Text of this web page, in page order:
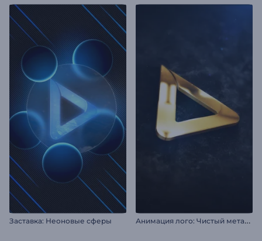
Заставка: Неоновые сферы А
нимация лого: Чистый металл